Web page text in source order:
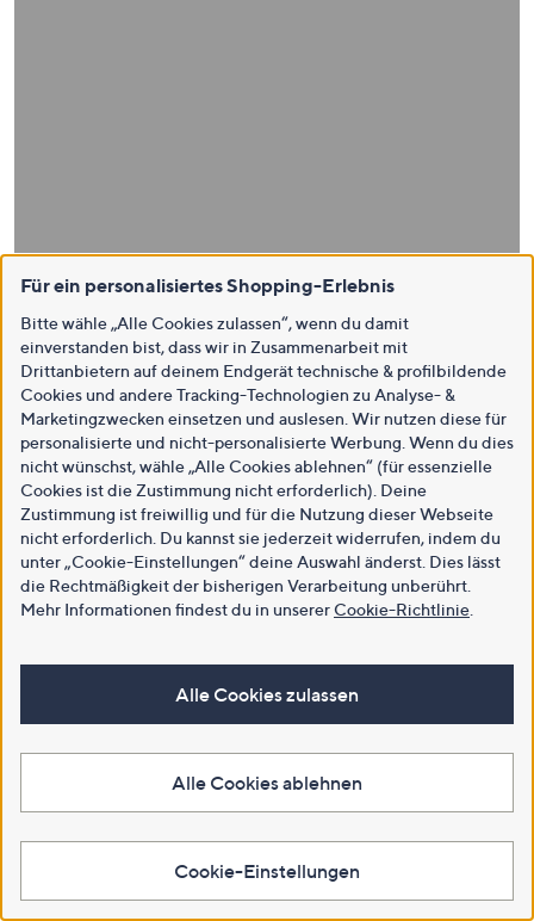
Für ein personalisiertes Shopping-Erlebnis
Bitte wähle „Alle Cookies zulassen“, wenn du damit
einverstanden bist, dass wir in Zusammenarbeit mit
Drittanbietern auf deinem Endgerät technische & profilbildende
Cookies und andere Tracking-Technologien zu Analyse- &
Marketingzwecken einsetzen und auslesen. Wir nutzen diese für
personalisierte und nicht-personalisierte Werbung. Wenn du dies
nicht wünschst, wähle „Alle Cookies ablehnen“ (für essenzielle
Cookies ist die Zustimmung nicht erforderlich). Deine
Zustimmung ist freiwillig und für die Nutzung dieser Webseite
nicht erforderlich. Du kannst sie jederzeit widerrufen, indem du
unter „Cookie-Einstellungen“ deine Auswahl änderst. Dies lässt
die Rechtmäßigkeit der bisherigen Verarbeitung unberührt.
Mehr Informationen findest du in unsererCookie-Richtlinie
Alle Cookies zulassen
Alle Cookies ablehnen
Cookie-Einstellungen